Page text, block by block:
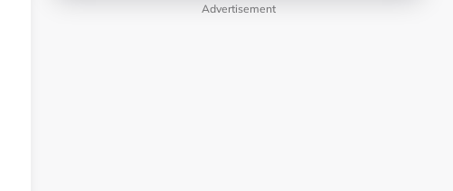
Advertisement